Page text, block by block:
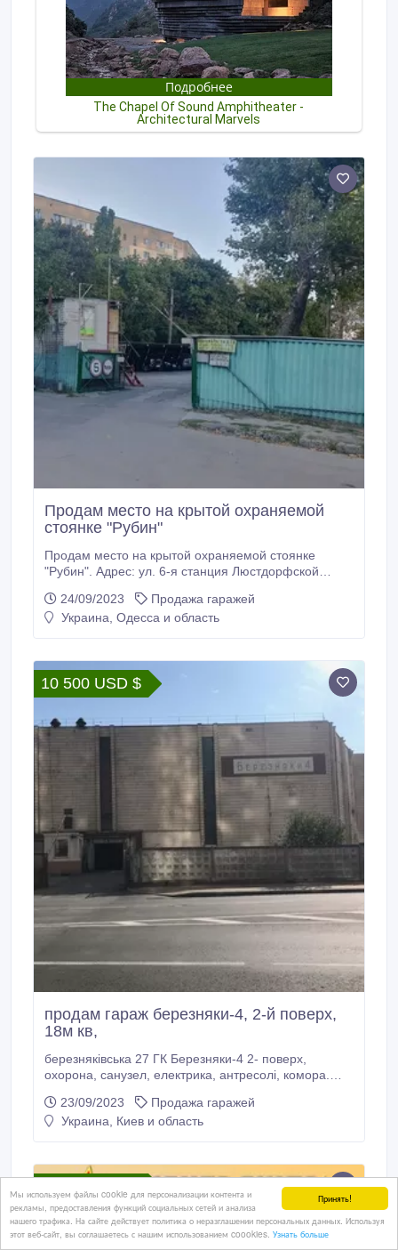
Принять!
Мы используем файлы cookie для персонализации контента и
рекламы, предоставления функций социальных сетей и анализа
нашего трафика. На сайте действует политика о неразглашении персональных данных. Используя
этот веб-сайт, вы соглашаетесь с нашим использованием coookies. Узнать больше
Продам место на крытой охраняемой
стоянке "Рубин"
Продам место на крытой охраняемой стоянке
"Рубин". Адрес: ул. 6-я станция Люстдорфской
(Татьяна) Торг уместен.
24/09/2023
Продажа гаражей
Украина, Одесса и область
10 500 USD $
продам гараж березняки-4, 2-й поверх,
18м кв,
березняківська 27 ГК Березняки-4 2- поверх,
охорона, санузел, електрика, антресолі, комора.
23/09/2023
Продажа гаражей
Украина, Киев и область
85 000 USD $